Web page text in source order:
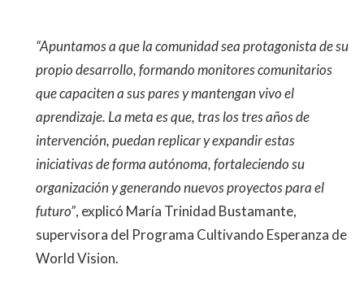
“Apuntamos a que la comunidad sea protagonista de su
propio desarrollo, formando monitores comunitarios
que capaciten a sus pares y mantengan vivo el
aprendizaje. La meta es que, tras los tres años de
intervención, puedan replicar y expandir estas
iniciativas de forma autónoma, fortaleciendo su
organización y generando nuevos proyectos para el
futuro”, explicó María Trinidad Bustamante,
supervisora del Programa Cultivando Esperanza de
World Vision.